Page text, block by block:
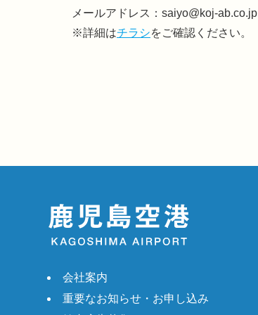
メールアドレス：saiyo@koj-ab.co.jp
※詳細はチラシをご確認ください。
会社案内
重要なお知らせ・お申し込み